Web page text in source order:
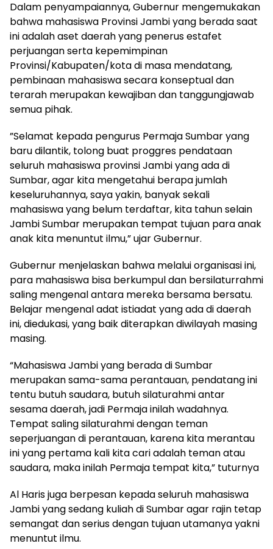
Dalam penyampaiannya, Gubernur mengemukakan
bahwa mahasiswa Provinsi Jambi yang berada saat
ini adalah aset daerah yang penerus estafet
perjuangan serta kepemimpinan
Provinsi/Kabupaten/kota di masa mendatang,
pembinaan mahasiswa secara konseptual dan
terarah merupakan kewajiban dan tanggungjawab
semua pihak.
”Selamat kepada pengurus Permaja Sumbar yang
baru dilantik, tolong buat proggres pendataan
seluruh mahasiswa provinsi Jambi yang ada di
Sumbar, agar kita mengetahui berapa jumlah
keseluruhannya, saya yakin, banyak sekali
mahasiswa yang belum terdaftar, kita tahun selain
Jambi Sumbar merupakan tempat tujuan para anak
anak kita menuntut ilmu,” ujar Gubernur.
Gubernur menjelaskan bahwa melalui organisasi ini,
para mahasiswa bisa berkumpul dan bersilaturrahmi
saling mengenal antara mereka bersama bersatu.
Belajar mengenal adat istiadat yang ada di daerah
ini, diedukasi, yang baik diterapkan diwilayah masing
masing.
“Mahasiswa Jambi yang berada di Sumbar
merupakan sama-sama perantauan, pendatang ini
tentu butuh saudara, butuh silaturahmi antar
sesama daerah, jadi Permaja inilah wadahnya.
Tempat saling silaturahmi dengan teman
seperjuangan di perantauan, karena kita merantau
ini yang pertama kali kita cari adalah teman atau
saudara, maka inilah Permaja tempat kita,” tuturnya
Al Haris juga berpesan kepada seluruh mahasiswa
Jambi yang sedang kuliah di Sumbar agar rajin tetap
semangat dan serius dengan tujuan utamanya yakni
menuntut ilmu.